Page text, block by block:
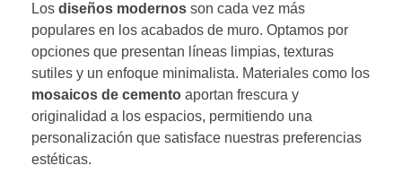
Los diseños modernos son cada vez más
populares en los acabados de muro. Optamos por
opciones que presentan líneas limpias, texturas
sutiles y un enfoque minimalista. Materiales como los
mosaicos de cemento aportan frescura y
originalidad a los espacios, permitiendo una
personalización que satisface nuestras preferencias
estéticas.